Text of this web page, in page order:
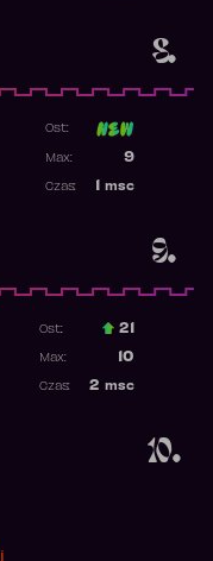
8.
9.
Ost:
9
Max:
msc
Czas:
10.
Ost.: 21
10
Max:
2 msc
Czas: